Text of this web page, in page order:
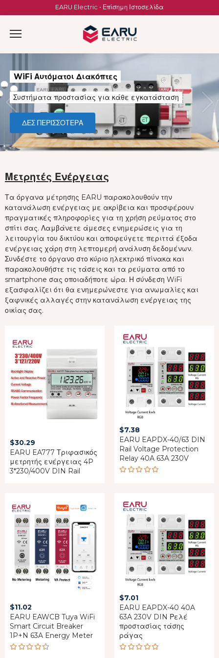
to
EARU Electric • Επίσημη Ιστοσελίδα
WiFi Αυτόματοι Διακόπτες
Συστήματα προστασίας για κάθε εγκατάσταση
ΔΕΣ ΠΕΡΙΣΣΟΤΕΡΑ
Μετρητές Ενέργειας
Τα όργανα μέτρησης EARU παρακολουθούν την
κατανάλωση ενέργειας με ακρίβεια και προσφέρουν
πραγματικές πληροφορίες για τη χρήση ρεύματος στο
σπίτι σας. Λαμβάνετε άμεσες ενημερώσεις για τη
λειτουργία του δικτύου και αποφεύγετε περιττά έξοδα
ενέργειας χάρη στη λεπτομερή ανάλυση δεδομένων.
Συνδέστε το όργανο στο κύριο ηλεκτρικό πίνακα και
παρακολουθήστε τις τάσεις και τα ρεύματα από το
smartphone σας οποιαδήποτε ώρα. Η σύνδεση WiFi
εξασφαλίζει ότι θα ενημερώνεστε για ανωμαλίες και
ξαφνικές αλλαγές στην κατανάλωση ενέργειας της
οικίας σας.
$30.29
EARU EA777 Τριφασικός
μετρητής ενέργειας 4P
3*230/400V DIN Rail
$7.38
EARU EAPDX-40/63 DIN
Rail Voltage Protection
Relay 40A 63A 230V
$11.02
EARU EAWCB Tuya WiFi
Smart Circuit Breaker
1P+N 63A Energy Meter
$7.01
EARU EAPDX-40 40A
63A 230V DIN Ρελέ
προστασίας τάσης
ράγας